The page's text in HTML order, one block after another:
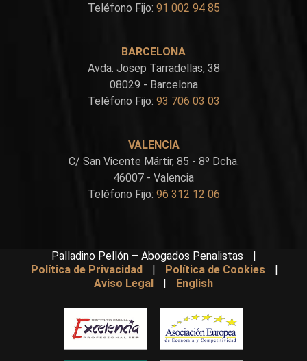
Teléfono Fijo: 91 002 94 85
BARCELONA
Avda. Josep Tarradellas, 38
08029 - Barcelona
Teléfono Fijo: 93 706 03 03
VALENCIA
C/ San Vicente Mártir, 85 - 8º Dcha.
46007 - Valencia
Teléfono Fijo: 96 312 12 06
Palladino Pellón – Abogados Penalistas
|
Política de Privacidad
| Política de Cookies
|
Aviso Legal
| English